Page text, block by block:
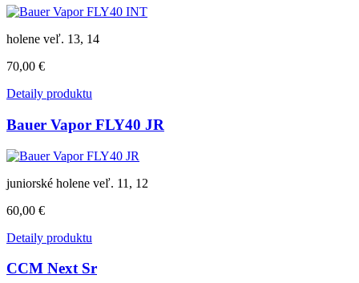
holene veľ. 13, 14
70,00 €
Detaily produktu
Bauer Vapor FLY40 JR
juniorské holene veľ. 11, 12
60,00 €
Detaily produktu
CCM Next Sr